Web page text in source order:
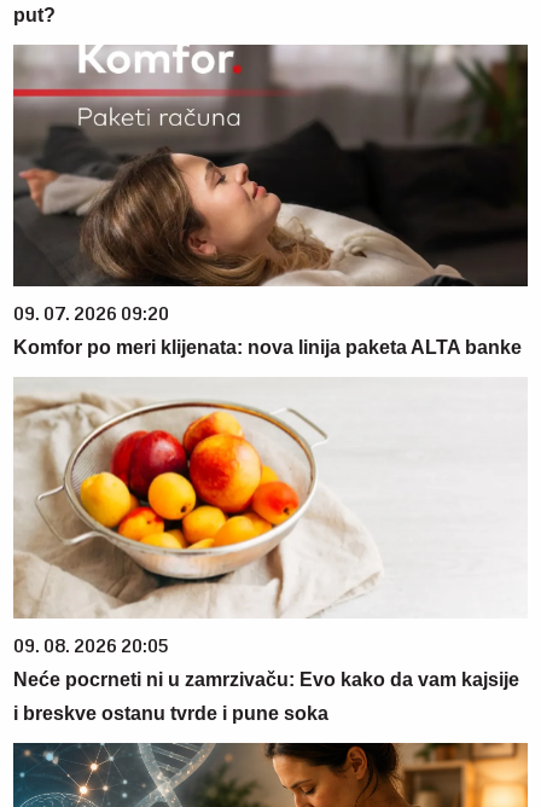
put?
09. 07. 2026 09:20
Komfor po meri klijenata: nova linija paketa ALTA banke
09. 08. 2026 20:05
Neće pocrneti ni u zamrzivaču: Evo kako da vam kajsije
i breskve ostanu tvrde i pune soka